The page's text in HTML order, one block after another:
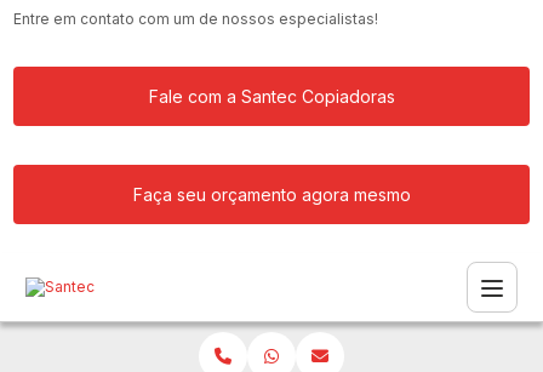
Entre em contato com um de nossos especialistas!
Fale com a Santec Copiadoras
Faça seu orçamento agora mesmo